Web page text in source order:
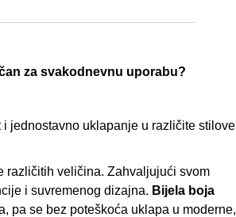
za svakodnevnu uporabu?
jednostavno uklapanje u različite stilove
različitih veličina. Zahvaljujući svom
i suvremenog dizajna. Bijela boja
pa se bez poteškoća uklapa u moderne,